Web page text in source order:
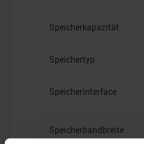
Speicherkapazität
Speichertyp
Speicherinterface
Speicherbandbreite